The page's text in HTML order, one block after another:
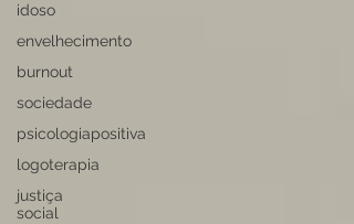
idoso
envelhecimento
burnout
sociedade
psicologiapositiva
logoterapia
justiça
social